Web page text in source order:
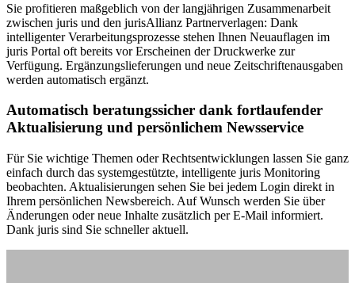
Sie profitieren maßgeblich von der langjährigen Zusammenarbeit
zwischen juris und den jurisAllianz Partnerverlagen: Dank
intelligenter Verarbeitungsprozesse stehen Ihnen Neuauflagen im
juris Portal oft bereits vor Erscheinen der Druckwerke zur
Verfügung. Ergänzungslieferungen und neue Zeitschriftenausgaben
werden automatisch ergänzt.
Automatisch beratungssicher dank fortlaufender
Aktualisierung und persönlichem Newsservice
Für Sie wichtige Themen oder Rechtsentwicklungen lassen Sie ganz
einfach durch das systemgestützte, intelligente juris Monitoring
beobachten. Aktualisierungen sehen Sie bei jedem Login direkt in
Ihrem persönlichen Newsbereich. Auf Wunsch werden Sie über
Änderungen oder neue Inhalte zusätzlich per E-Mail informiert.
Dank juris sind Sie schneller aktuell.